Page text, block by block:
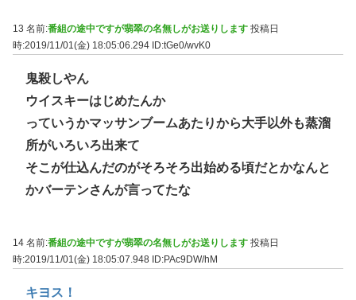
13 名前:番組の途中ですが翡翠の名無しがお送りします 投稿日
時:2019/11/01(金) 18:05:06.294 ID:tGe0/wvK0
鬼殺しやん
ウイスキーはじめたんか
っていうかマッサンブームあたりから大手以外も蒸溜
所がいろいろ出来て
そこが仕込んだのがそろそろ出始める頃だとかなんと
かバーテンさんが言ってたな
14 名前:番組の途中ですが翡翠の名無しがお送りします 投稿日
時:2019/11/01(金) 18:05:07.948 ID:PAc9DW/hM
キヨス！